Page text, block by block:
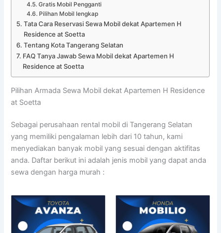
Gratis Mobil Pengganti
Pilihan Mobil lengkap
Tata Cara Reservasi Sewa Mobil dekat Apartemen H
Residence at Soetta
Tentang Kota Tangerang Selatan
FAQ Tanya Jawab Sewa Mobil dekat Apartemen H
Residence at Soetta
Pilihan Armada Sewa Mobil dekat Apartemen H Residence
at Soetta
Sebagai perusahaan rental mobil di Tangerang Selatan
yang memiliki pengalaman lebih dari 10 tahun, kami
menyediakan banyak mobil yang sesuai dengan aktifitas
anda. Daftar berikut ini adalah jenis mobil yang dapat anda
sewa dengan harga murah :